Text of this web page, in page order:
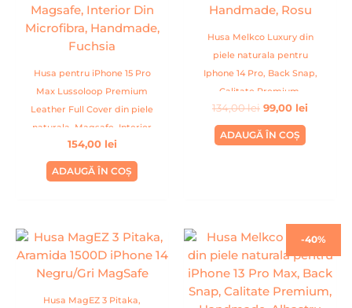
Husa pentru iPhone 15 Pro
Max Lussoloop Premium
Leather Full Cover din piele
naturala, Magsafe, Interior
Din Microfibra, Handmade,
Fuchsia
154,00 lei
ADAUGĂ ÎN COȘ
Husa Melkco Luxury din
piele naturala pentru
Iphone 14 Pro, Back Snap,
Calitate Premium,
Handmade, Rosu
134,00lei 99,00 lei
ADAUGĂ ÎN COȘ
Husa MagEZ 3 Pitaka,
-40%
Prețul
a
fost:
134,00 lei.
Prețul
este:
79,99 lei.